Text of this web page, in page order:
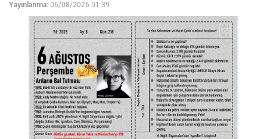
Yayınlanma: 06/08/2026 01:39